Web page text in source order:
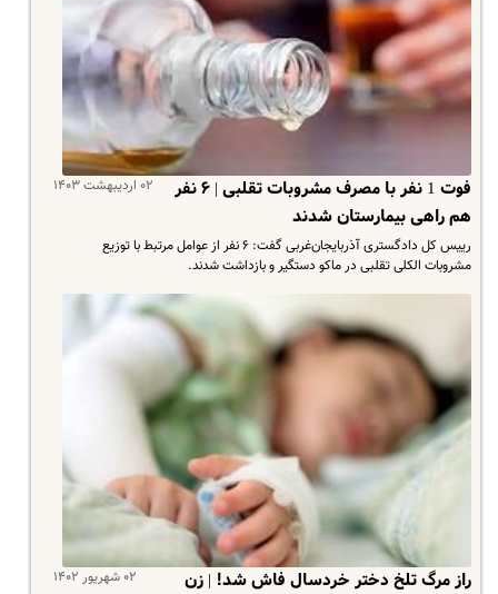
۰۲ اردیبهشت ۱۴۰۳
فوت 1 نفر با مصرف مشروبات تقلبی | ۶ نفر
هم راهی بیمارستان شدند
رییس کل دادگستری آذربایجان‌غربی گفت: ۶ نفر از عوامل مرتبط با توزیع
مشروبات الکلی تقلبی در ماکو دستگیر و بازداشت شدند.
۰۲ شهریور ۱۴۰۲
راز مرگ تلخ دختر خردسال فاش شد! | زن